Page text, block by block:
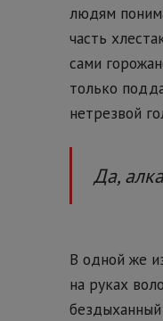
людям
часть
сами
только
нетрезвой
Да,
В одной же
на руках